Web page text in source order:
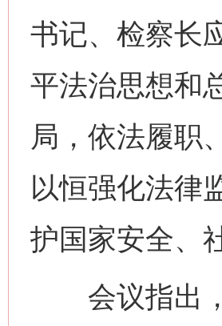
书记、检察长
平法治思想和
局，依法履职
以恒强化法律
护国家安全、
会议指出，